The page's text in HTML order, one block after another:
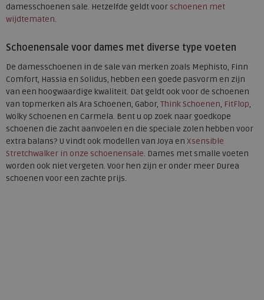
damesschoenen sale. Hetzelfde geldt voor schoenen met
wijdtematen.
Schoenensale voor dames met diverse type voeten
De damesschoenen in de sale van merken zoals Mephisto, Finn
Comfort, Hassia en Solidus, hebben een goede pasvorm en zijn
van een hoogwaardige kwaliteit. Dat geldt ook voor de schoenen
van topmerken als Ara Schoenen, Gabor, Think Schoenen, FitFlop,
Wolky Schoenen en Carmela. Bent u op zoek naar goedkope
schoenen die zacht aanvoelen en die speciale zolen hebben voor
extra balans? U vindt ook modellen van Joya en Xsensible
Stretchwalker in onze schoenensale. Dames met smalle voeten
worden ook niet vergeten. Voor hen zijn er onder meer Durea
schoenen voor een zachte prijs.